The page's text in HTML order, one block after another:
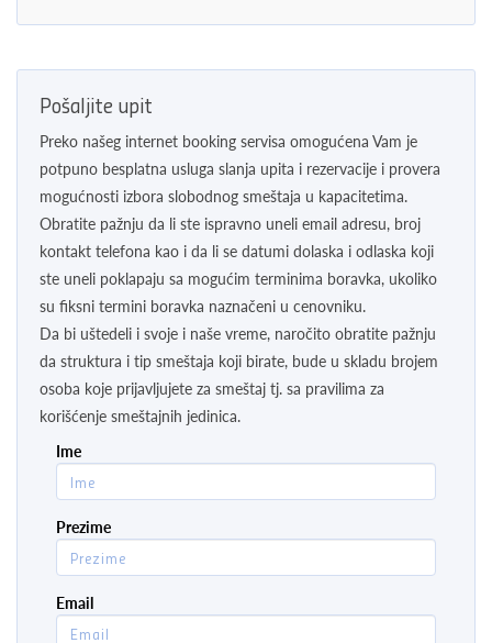
Pošaljite upit
Preko našeg internet booking servisa omogućena Vam je
potpuno besplatna usluga slanja upita i rezervacije i provera
mogućnosti izbora slobodnog smeštaja u kapacitetima.
Obratite pažnju da li ste ispravno uneli email adresu, broj
kontakt telefona kao i da li se datumi dolaska i odlaska koji
ste uneli poklapaju sa mogućim terminima boravka, ukoliko
su fiksni termini boravka naznačeni u cenovniku.
Da bi uštedeli i svoje i naše vreme, naročito obratite pažnju
da struktura i tip smeštaja koji birate, bude u skladu brojem
osoba koje prijavljujete za smeštaj tj. sa pravilima za
korišćenje smeštajnih jedinica.
Ime
Prezime
Email